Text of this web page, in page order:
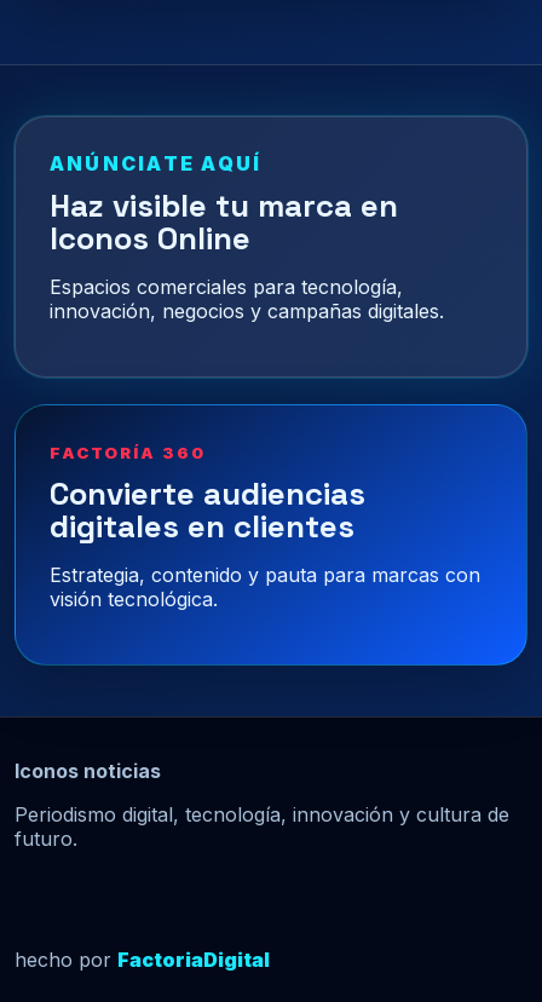
ANÚNCIATE AQUÍ
Haz visible tu marca en
Iconos Online
Espacios comerciales para tecnología,
innovación, negocios y campañas digitales.
FACTORÍA 360
Convierte audiencias
digitales en clientes
Estrategia, contenido y pauta para marcas con
visión tecnológica.
Iconos noticias
Periodismo digital, tecnología, innovación y cultura de
futuro.
hecho por FactoriaDigital